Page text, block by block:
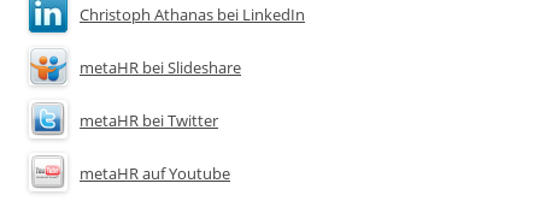
Christoph Athanas bei LinkedIn
metaHR bei Slideshare
metaHR bei Twitter
metaHR auf Youtube